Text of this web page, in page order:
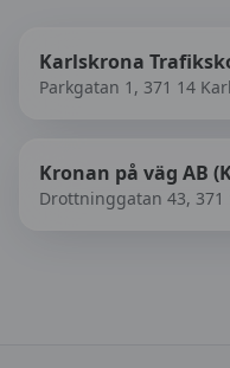
Karlskrona
Parkgatan 1, 371 14
Kronan på väg AB
Drottninggatan 43, 371